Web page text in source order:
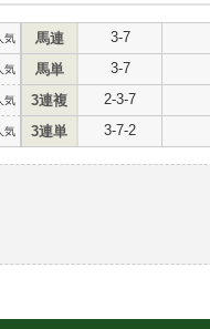
気
気
気
気
馬連 3-7
馬単 3-7
3連複 2-3-7
3連単 3-7-2